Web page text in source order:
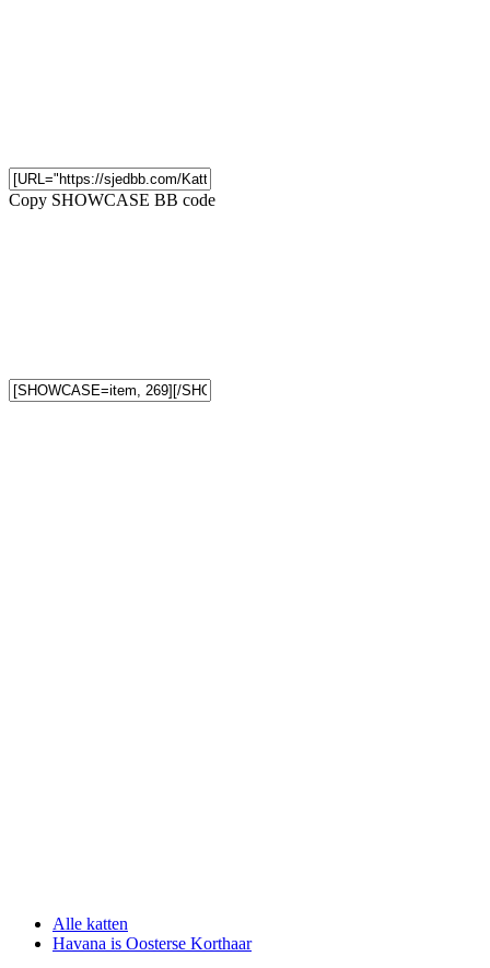
Copy SHOWCASE BB code
Alle katten
Havana is Oosterse Korthaar